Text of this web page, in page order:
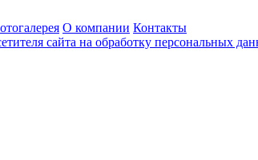
О компании Контакты
сайта на обработку персональных